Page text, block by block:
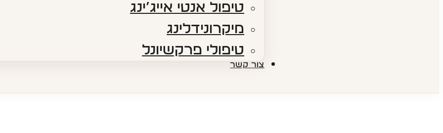
טיפול אנטי אייג’ינג​
מיקרונידלינג
טיפולי פרקשיונל​
צור קשר